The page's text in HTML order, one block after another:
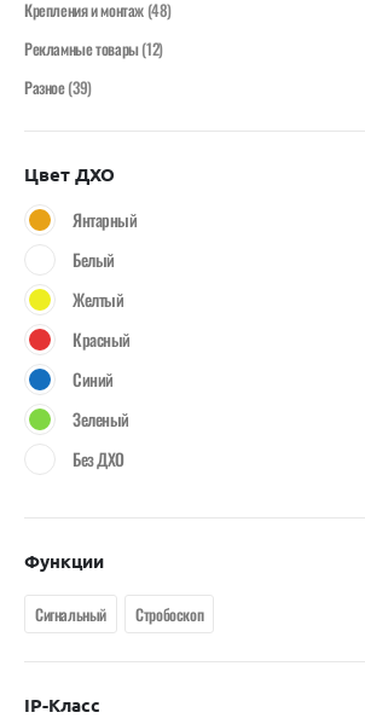
Крепления и монтаж (48)
Рекламные товары(12)
Разное(39)
Цвет ДХО
Янтарный
Белый
Желтый
Красный
Синий
Зеленый
Без ДХО
Функции
Сигнальный Стробоскоп
IP-Класс